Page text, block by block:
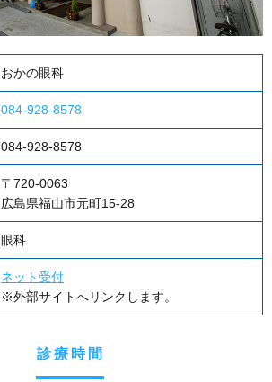
おかの眼科
084-928-8578
084-928-8578
〒720-0063
広島県福山市元町15-28
眼科
ネット受付
※外部サイトへリンクします。
診療時間